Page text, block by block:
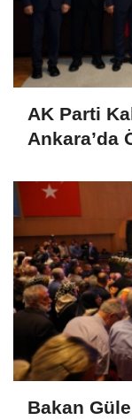
AK Parti
Ankara’da
Bakan